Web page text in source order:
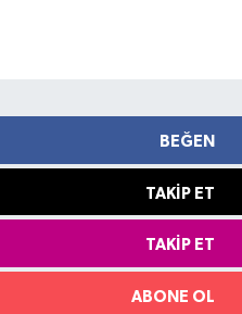
BEĞEN
TAKIP ET
TAKIP ET
ABONE OL